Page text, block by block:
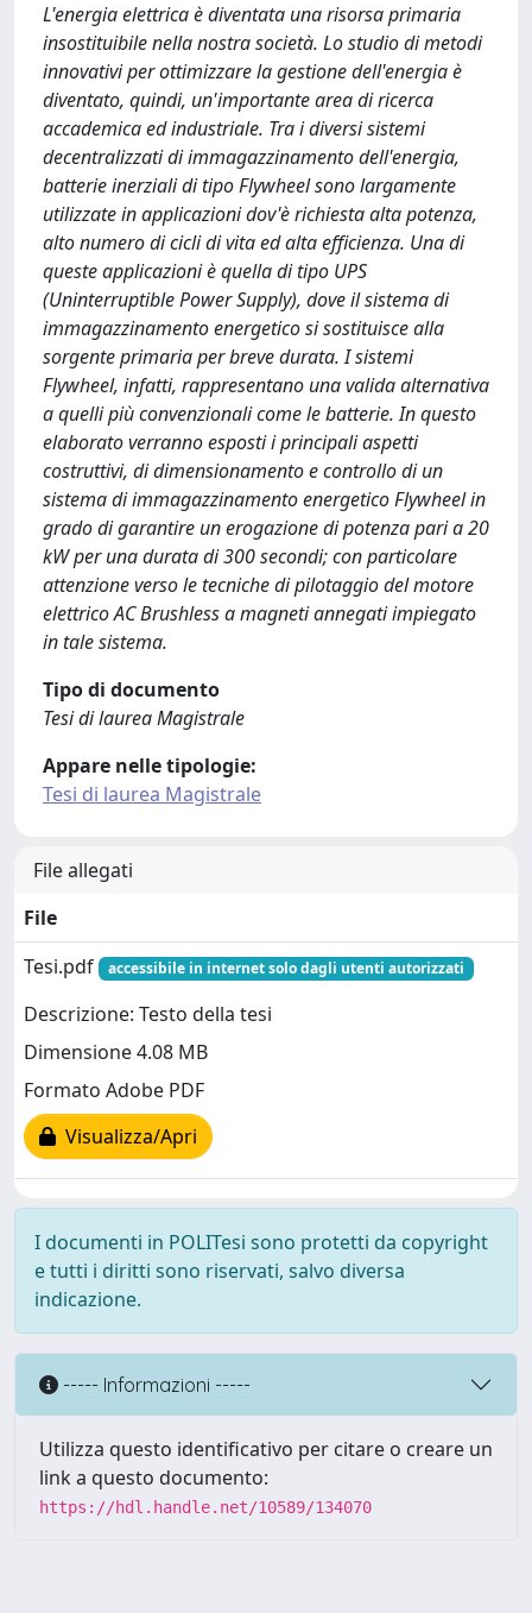
L'energia elettrica è diventata una risorsa primaria
insostituibile nella nostra società. Lo studio di metodi
innovativi per ottimizzare la gestione dell'energia è
diventato, quindi, un'importante area di ricerca
accademica ed industriale. Tra i diversi sistemi
decentralizzati di immagazzinamento dell'energia,
batterie inerziali di tipo Flywheel sono largamente
utilizzate in applicazioni dov'è richiesta alta potenza,
alto numero di cicli di vita ed alta efficienza. Una di
queste applicazioni è quella di tipo UPS
(Uninterruptible Power Supply), dove il sistema di
immagazzinamento energetico si sostituisce alla
sorgente primaria per breve durata. I sistemi
Flywheel, infatti, rappresentano una valida alternativa
a quelli più convenzionali come le batterie. In questo
elaborato verranno esposti i principali aspetti
costruttivi, di dimensionamento e controllo di un
sistema di immagazzinamento energetico Flywheel in
grado di garantire un erogazione di potenza pari a 20
kW per una durata di 300 secondi; con particolare
attenzione verso le tecniche di pilotaggio del motore
elettrico AC Brushless a magneti annegati impiegato
in tale sistema.
Tipo di documento
Tesi di laurea Magistrale
Appare nelle tipologie:
Tesi di laurea Magistrale
File allegati
File
Tesi.pdf
accessibile in internet solo dagli utenti autorizzati
Descrizione: Testo della tesi
Dimensione 4.08 MB
Formato Adobe PDF
Visualizza/Apri
I documenti in POLITesi sono protetti da copyright
e tutti i diritti sono riservati, salvo diversa
indicazione.
----- Informazioni -----
Utilizza questo identificativo per citare o creare un
link a questo documento:
https://hdl.handle.net/10589/134070